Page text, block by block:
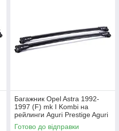
Багажник Opel Astra 1992-
1997 (F) mk I Kombi на
рейлинги Aguri Prestige Aguri
Готово до відправки